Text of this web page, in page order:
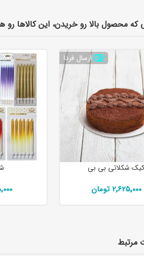
که محصول بالا رو خریدن، این کالاها رو
ارسال فردا
کیک شکلاتی بی بی
2٬625٬000 تومان
مرتبط